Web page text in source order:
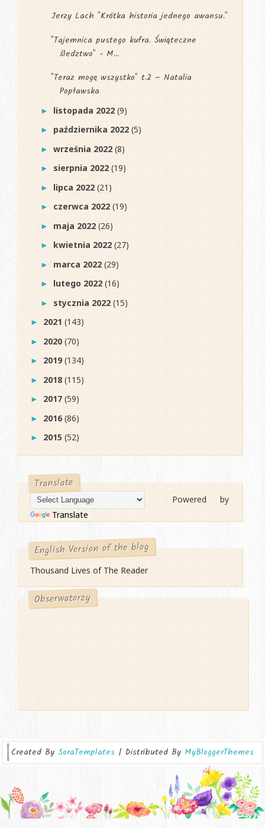
Jerzy Lach "Krótka historia jednego awansu."
"Tajemnica pustego kufra. Świąteczne
śledztwo" - M...
"Teraz mogę wszystko" t.2 – Natalia
Popławska
► listopada 2022(9)
► października 2022(5)
►września 2022(8)
► sierpnia 2022(19)
► lipca 2022(21)
► czerwca 2022(19)
► maja 2022(26)
► kwietnia 2022(27)
► marca 2022(29)
► lutego 2022(16)
► stycznia 2022(15)
► 2021(143)
► 2020(70)
► 2019(134)
► 2018(115)
► 2017(59)
► 2016(86)
► 2015(52)
Translate
Powered by
Translate
English Version of the blog
Thousand Lives of The Reader
Obserwatorzy
Created By SoraTemplates | Distributed By MyBloggerThemes